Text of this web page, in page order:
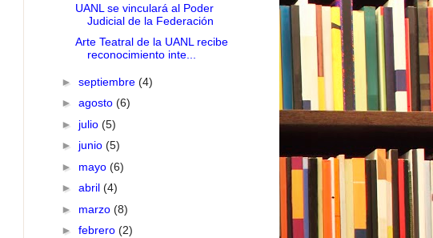
UANL se vinculará al Poder
Judicial de la Federación
Arte Teatral de la UANL recibe
reconocimiento inte...
► septiembre (4)
► agosto (6)
► julio (5)
► junio (5)
► mayo (6)
► abril (4)
► marzo (8)
► febrero (2)